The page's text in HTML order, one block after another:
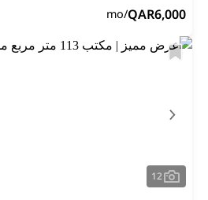
6,000
QAR
/mo
12